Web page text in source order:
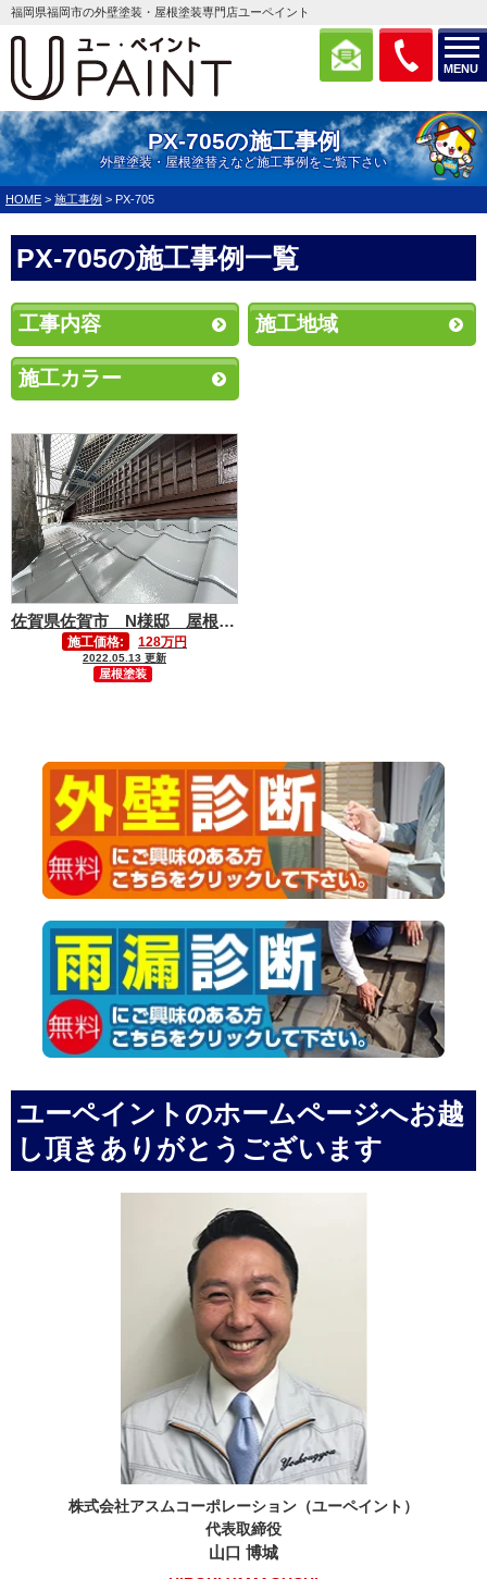
MENU
福岡県福岡市の外壁塗装・屋根塗装専門店ユーペイント
PX-705の施工事例
外壁塗装・屋根塗替えなど施工事例をご覧下さい
HOME > 施工事例 > PX-705
PX-705の施工事例一覧
工事内容 施工地域
施工カラー
佐賀県佐賀市 N様邸 屋根塗装工事
施工価格: 128万円
2022.05.13 更新
屋根塗装
ユーペイントのホームページへお越
し頂きありがとうございます
株式会社アスムコーポレーション（ユーペイント）
代表取締役
山口 博城